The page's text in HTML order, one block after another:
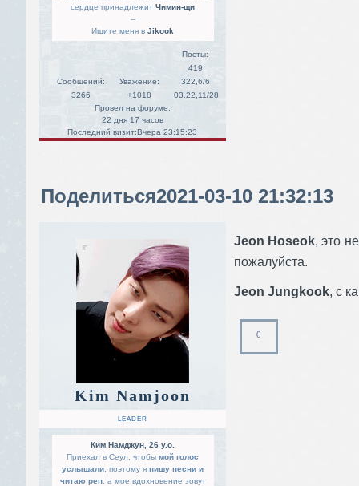
сердце принадлежит Чимин-щи
--
Ищите меня в Jikook
Сообщений:
3266
Уважение:
+1018
Посты:
419
322,6/6
03.22,11/28
Провел на форуме:
22 дня 17 часов
Последний визит:Вчера 23:15:23
Поделиться2021-03-10 21:32:13
Kim Namjoon
LEADER
Ким Намджун, 26 y.o.
Приехал в Сеул, чтобы мой голос
услышали , поэтому я пишу песни и
читаю реп, а мое вдохновение зовут
Jeon Hoseok, это
пожалуйста.
Jeon Jungkook, с
0